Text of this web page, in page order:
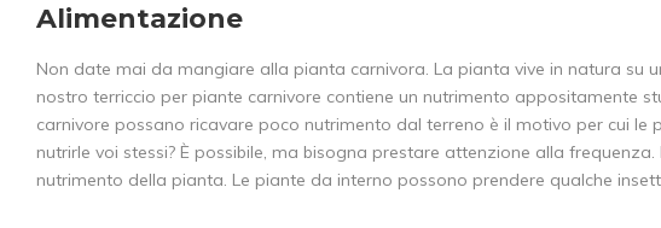
Alimentazione
Non date mai da mangiare alla pianta carnivora. La pianta vive in natura su
nostro terriccio per piante carnivore contiene un nutrimento appositamente
carnivore possano ricavare poco nutrimento dal terreno è il motivo per cui
nutrirle voi stessi? È possibile, ma bisogna prestare attenzione alla
nutrimento della pianta. Le piante da interno possono prendere qualche